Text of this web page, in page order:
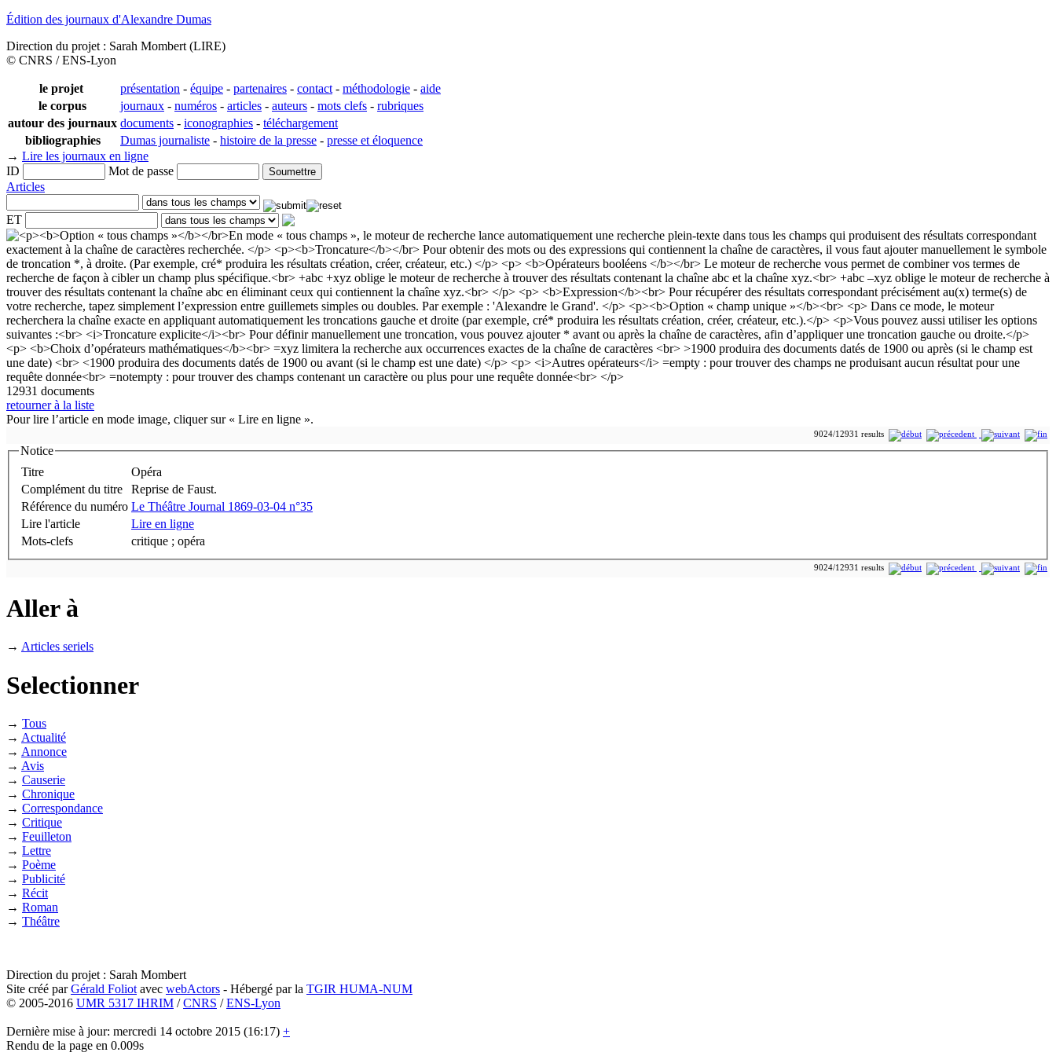
Édition des journaux d'Alexandre Dumas
Direction du projet : Sarah Mombert (LIRE)
© CNRS / ENS-Lyon
le projet présentation - équipe - partenaires - contact - méthodologie - aide
le corpus
journaux - numéros - articles - auteurs - mots clefs - rubriques
autour des journaux documents - iconographies - téléchargement
bibliographies
Dumas journaliste - histoire de la presse - presse et éloquence
→ Lire les journaux en ligne
ID
Mot de passe
Articles
ET
12931 documents
retourner à la liste
Pour lire l’article en mode image, cliquer sur « Lire en ligne ».
9024/12931 results
Notice
Titre
Opéra
Complément du titre
Reprise de Faust.
Référence du numéro Le Théâtre Journal 1869-03-04 n°35
Lire l'article
Lire en ligne
Mots-clefs
critique ; opéra
9024/12931 results
Aller à
→ Articles seriels
Selectionner
→ Tous
→ Actualité
→ Annonce
→ Avis
→ Causerie
→ Chronique
→ Correspondance
→ Critique
→ Feuilleton
→ Lettre
→ Poème
→ Publicité
→ Récit
→ Roman
→ Théâtre
Direction du projet : Sarah Mombert
Site créé parGérald Foliot avec webActors - Hébergé par la TGIR HUMA-NUM
© 2005-2016 UMR 5317 IHRIM /CNRS /ENS-Lyon
Dernière mise à jour: mercredi 14 octobre 2015 (16:17) +
Rendu de la page en 0.009s